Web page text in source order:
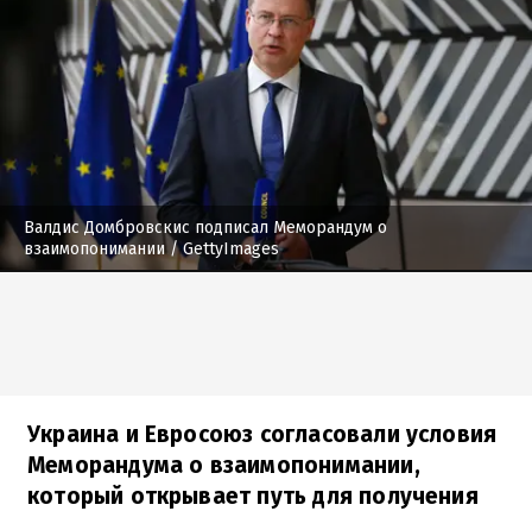
Валдис Домбровскис подписал Меморандум о
взаимопонимании/ GettyImages
Украина и Евросоюз согласовали условия
Меморандума о взаимопонимании,
который открывает путь для получения